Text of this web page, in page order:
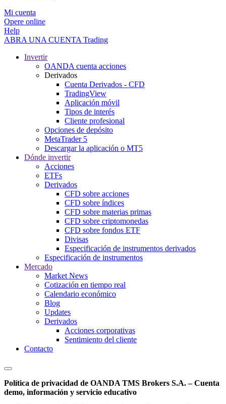
Mi cuenta
Opere online
Help
ABRA UNA CUENTA Trading
Invertir
OANDA cuenta acciones
Derivados
Cuenta Derivados - CFD
TradingView
Aplicación móvil
Tipos de interés
Cliente profesional
Opciones de depósito
MetaTrader 5
Descargar la aplicación o MT5
Dónde invertir
Acciones
ETFs
Derivados
CFD sobre acciones
CFD sobre índices
CFD sobre materias primas
CFD sobre criptomonedas
CFD sobre fondos ETF
Divisas
Especificación de instrumentos derivados
Especificación de instrumentos
Mercado
Market News
Cotización en tiempo real
Calendario económico
Blog
Updates
Derivados
Acciones corporativas
Sentimiento del cliente
Contacto
Política de privacidad de OANDA TMS Brokers S.A. – Cuenta
demo, información y servicio educativo